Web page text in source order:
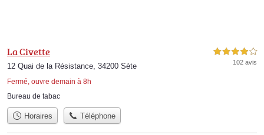
La Civette
12 Quai de la Résistance, 34200 Sète
Fermé, ouvre demain à 8h
4,0 étoiles sur 5
102 avis
Bureau de tabac
Horaires Téléphone